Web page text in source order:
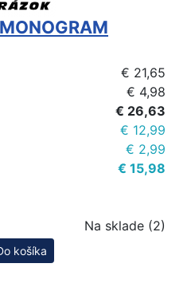
€ 21,65
€ 4,98
€ 26,63
€ 12,99
€ 2,99
€ 15,98
Na sklade (2)
košíka